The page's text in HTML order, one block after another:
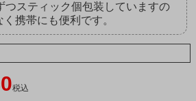
つスティック個包装していますの
携帯にも便利です。
税込